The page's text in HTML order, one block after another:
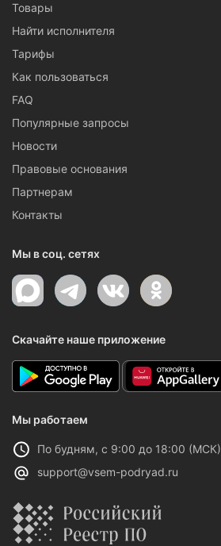
Товары
Найти исполнителя
Тарифы
Как пользоваться
FAQ
Популярные запросы
Новости
Правовые основания
Партнерам
Контакты
Мы в соц. сетях
Скачайте наше приложение
Мы работаем
По будням, с 9:00 до 18:00 (МСК)
support@vsem-podryad.ru